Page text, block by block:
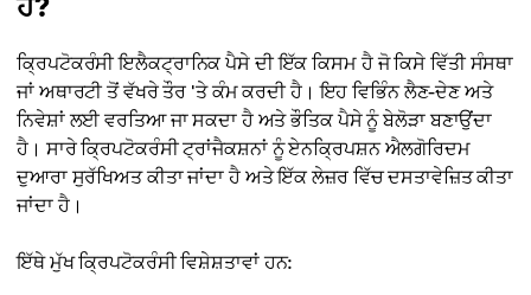
ਕ੍ਰਿਪਟੋਕਰੰਸੀ ਇਲੈਕਟ੍ਰਾਨਿਕ ਪੈਸੇ ਦੀ ਇੱਕ ਕਿਸਮ ਹੈ ਜੋ ਕਿਸੇ ਵਿੱਤੀ ਸੰਸਥਾ
ਜਾਂ ਅਥਾਰਟੀ ਤੋਂ ਵੱਖਰੇ ਤੌਰ 'ਤੇ ਕੰਮ ਕਰਦੀ ਹੈ। ਇਹ ਵਿਭਿੰਨ ਲੈਣ-ਦੇਣ ਅਤੇ
ਨਿਵੇਸ਼ਾਂ ਲਈ ਵਰਤਿਆ ਜਾ ਸਕਦਾ ਹੈ ਅਤੇ ਭੌਤਿਕ ਪੈਸੇ ਨੂੰ ਬੇਲੋੜਾ ਬਣਾਉਂਦਾ
ਹੈ। ਸਾਰੇ ਕ੍ਰਿਪਟੋਕਰੰਸੀ ਟ੍ਰਾਂਜੈਕਸ਼ਨਾਂ ਨੂੰ ਏਨਕ੍ਰਿਪਸ਼ਨ ਐਲਗੋਰਿਦਮ
ਦੁਆਰਾ ਸੁਰੱਖਿਅਤ ਕੀਤਾ ਜਾਂਦਾ ਹੈ ਅਤੇ ਇੱਕ ਲੇਜ਼ਰ ਵਿੱਚ ਦਸਤਾਵੇਜ਼ਿਤ ਕੀਤਾ
ਜਾਂਦਾ ਹੈ।
ਇੱਥੇ ਮੁੱਖ ਕ੍ਰਿਪਟੋਕਰੰਸੀ ਵਿਸ਼ੇਸ਼ਤਾਵਾਂ ਹਨ: